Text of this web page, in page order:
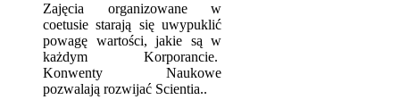
Zajęcia organizowane w
coetusie starają się uwypuklić
powagę wartości, jakie są w
każdym Korporancie.
Konwenty Naukowe
pozwalają rozwijać Scientia..